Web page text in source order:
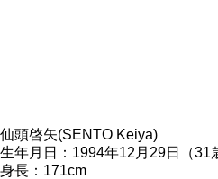
仙頭啓矢(SENTO Keiya)
生年月日：1994年12月29日（31
身長：171cm